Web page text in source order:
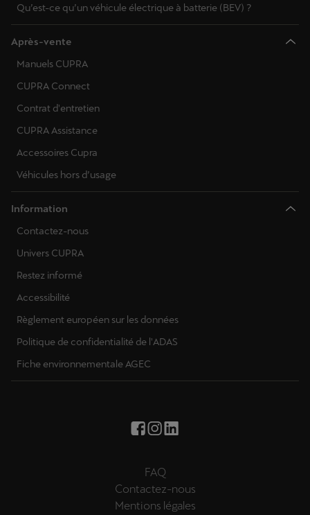
Qu’est-ce qu’un véhicule électrique à batterie (BEV) ?
Après-vente
Manuels CUPRA
CUPRA Connect
Contrat d'entretien
CUPRA Assistance
Accessoires Cupra
Véhicules hors d’usage
Information
Contactez-nous
Univers CUPRA
Restez informé
Accessibilité
Règlement européen sur les données
Politique de confidentialité de l'ADAS
Fiche environnementale AGEC
FAQ
Contactez-nous
Mentions légales